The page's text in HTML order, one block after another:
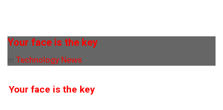
Your face is the key
Technology News
Your face is the key